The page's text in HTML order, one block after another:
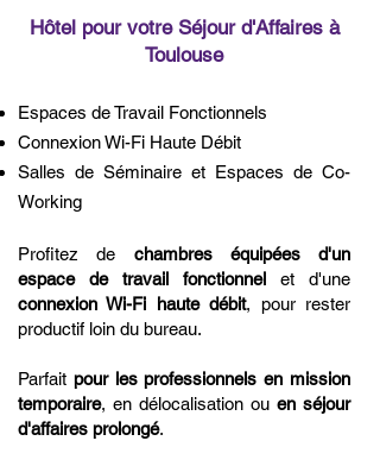
Hôtel pour votre Séjour d'Affaires à
Toulouse
Espaces de Travail Fonctionnels
Connexion Wi-Fi Haute Débit
Salles de Séminaire et Espaces de Co-
Working
Profitez de chambres équipées d'un
espace de travail fonctionnel et d'une
connexion Wi-Fi haute débit, pour rester
productif loin du bureau.
Parfait pour les professionnels en mission
temporaire, en délocalisation ou en séjour
d'affaires prolongé.